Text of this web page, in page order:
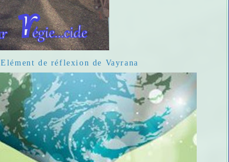
Elément de réflexion de Vayrana